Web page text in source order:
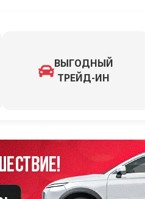
ВЫГОДНЫЙ
ТРЕЙД-ИН